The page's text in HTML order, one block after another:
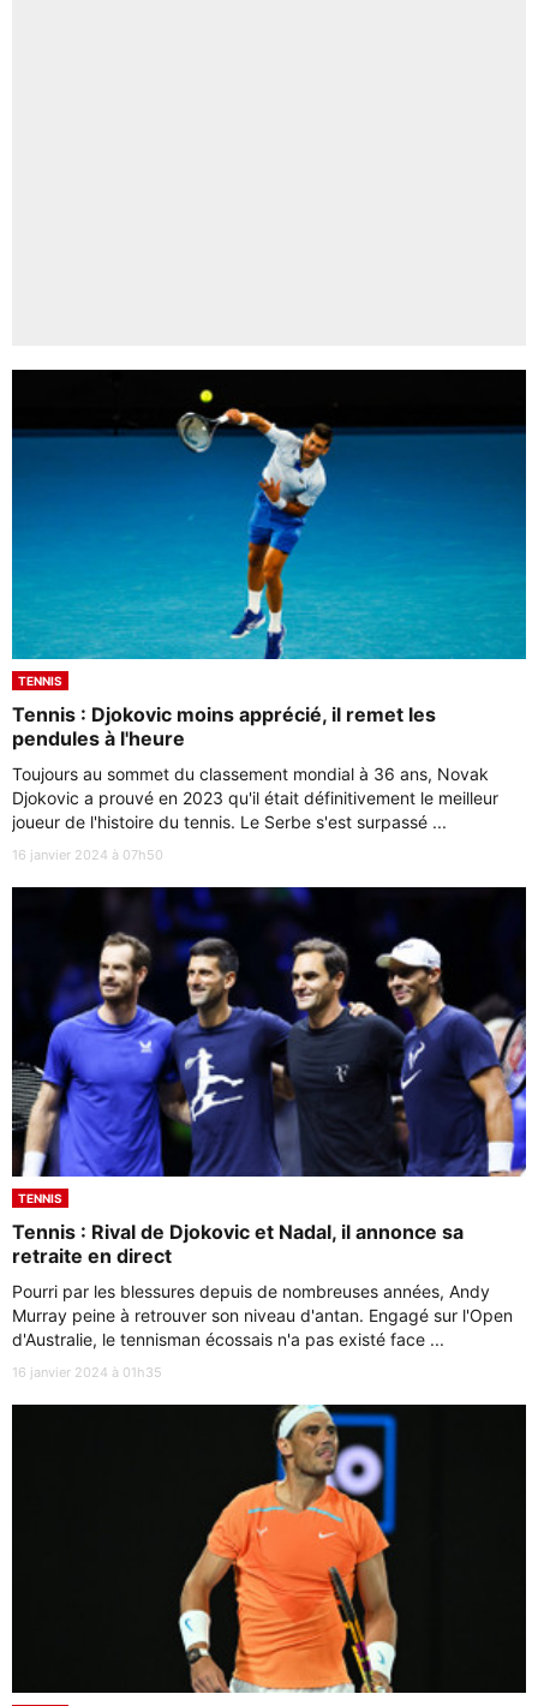
TENNIS
Tennis : Djokovic moins apprécié, il remet les
pendules à l'heure
Toujours au sommet du classement mondial à 36 ans, Novak
Djokovic a prouvé en 2023 qu'il était définitivement le meilleur
joueur de l'histoire du tennis. Le Serbe s'est surpassé ...
16 janvier 2024 à 07h50
TENNIS
Tennis : Rival de Djokovic et Nadal, il annonce sa
retraite en direct
Pourri par les blessures depuis de nombreuses années, Andy
Murray peine à retrouver son niveau d'antan. Engagé sur l'Open
d'Australie, le tennisman écossais n'a pas existé face ...
16 janvier 2024 à 01h35